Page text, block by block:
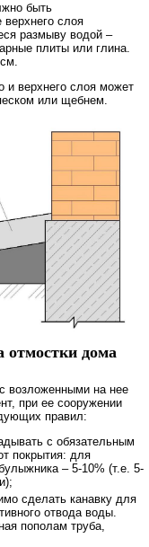
быть
слоя
размыву водой –
плиты или глина.
и верхнего слоя может
или щебнем.
отмостки дома
возложенными на нее
при ее сооружении
правил:
с обязательным
покрытия: для
– 5-10% (т.е. 5-
сделать канавку для
отвода воды.
пополам труба,